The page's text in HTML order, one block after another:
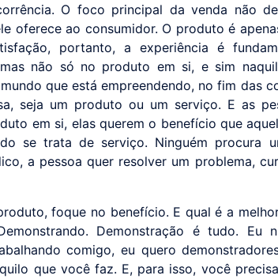
O foco principal da venda não
oferece ao consumidor. O produto é
portanto, a experiência é
não só no produto em si, e sim
que está empreendendo, no fim das
seja um produto ou um serviço. E as
em si, elas querem o benefício que
se trata de serviço. Ninguém procura
a pessoa quer resolver um problema,
foque no benefício. E qual é a
Demonstração é tudo. Eu
comigo, eu quero
que você faz. E, para isso, você